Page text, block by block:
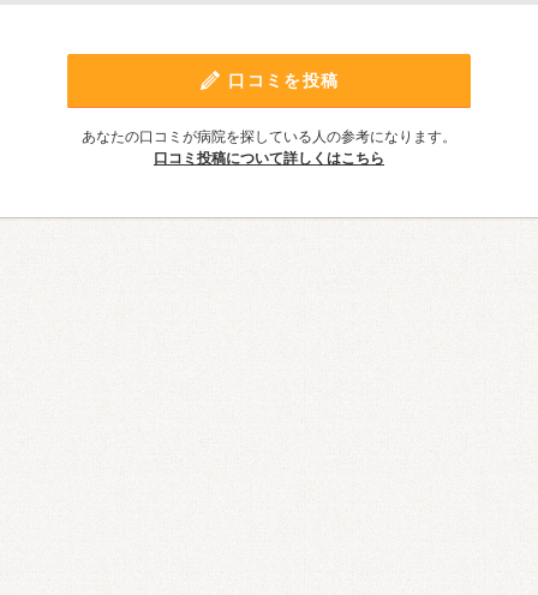
口コミを投稿
あなたの口コミが病院を探している人の参考になります。
口コミ投稿について詳しくはこちら